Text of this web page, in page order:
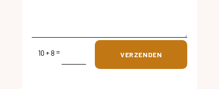
10 + 8 = VERZENDEN